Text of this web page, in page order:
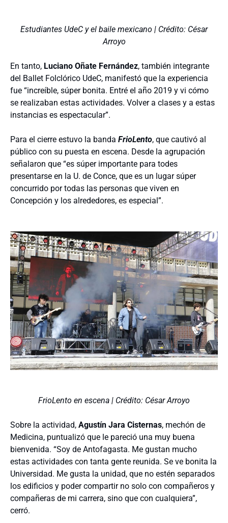
Estudiantes UdeC y el baile mexicano | Crédito: César
Arroyo
En tanto, Luciano Oñate Fernández, también integrante
del Ballet Folclórico UdeC, manifestó que la experiencia
fue “increíble, súper bonita. Entré el año 2019 y vi cómo
se realizaban estas actividades. Volver a clases y a estas
instancias es espectacular”.
Para el cierre estuvo la banda FrioLento, que cautivó al
público con su puesta en escena. Desde la agrupación
señalaron que “es súper importante para todes
presentarse en la U. de Conce, que es un lugar súper
concurrido por todas las personas que viven en
Concepción y los alrededores, es especial”.
FrioLento en escena | Crédito: César Arroyo
Sobre la actividad, Agustín Jara Cisternas, mechón de
Medicina, puntualizó que le pareció una muy buena
bienvenida. “Soy de Antofagasta. Me gustan mucho
estas actividades con tanta gente reunida. Se ve bonita la
Universidad. Me gusta la unidad, que no estén separados
los edificios y poder compartir no solo con compañeros y
compañeras de mi carrera, sino que con cualquiera”,
cerró.